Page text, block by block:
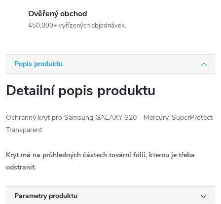
Ověřený obchod
450.000+ vyřízených objednávek.
Popis produktu
Detailní popis produktu
Ochranný kryt pro Samsung GALAXY S20 - Mercury, SuperProtect
Transparent
Kryt má na průhledných částech tovární fólii, kterou je třeba
odstranit.
Parametry produktu